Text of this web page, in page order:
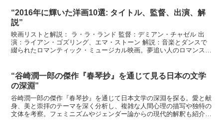
“2016年に輝いた洋画10選: タイトル、監督、出演、解
説”
映画リストと解説： ラ・ラ・ランド 監督：デミアン・チャゼル 出
演：ライアン・ゴズリング、エマ・ストーン 解説：音楽とダンスで
綴られたロマンティック・ミュージカル映画。夢追い人のロマンスが
“谷崎潤一郎の傑作『春琴抄』を通じて見る日本の文学
の深淵”
谷崎潤一郎の傑作『春琴抄』を通じて日本文学の深淵を探る。愛と献
身、美と崇拝のテーマを深く分析し、複雑な人間心理の描写や独特の
文体を考察。フェミニズムやジェンダー論からの現代的解釈も紹介。